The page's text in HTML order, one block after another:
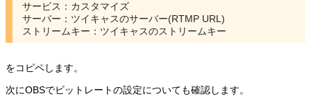
サービス：カスタマイズ
サーバー：ツイキャスのサーバー(RTMP URL)
ストリームキー：ツイキャスのストリームキー
をコピペします。
次にOBSでビットレートの設定についても確認します。